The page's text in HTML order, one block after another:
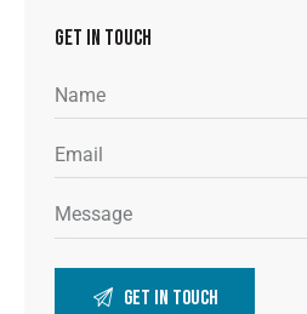
GET IN TOUCH